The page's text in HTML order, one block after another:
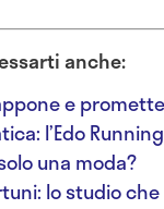
anche:
e
l’Edo
una moda?
lo studio